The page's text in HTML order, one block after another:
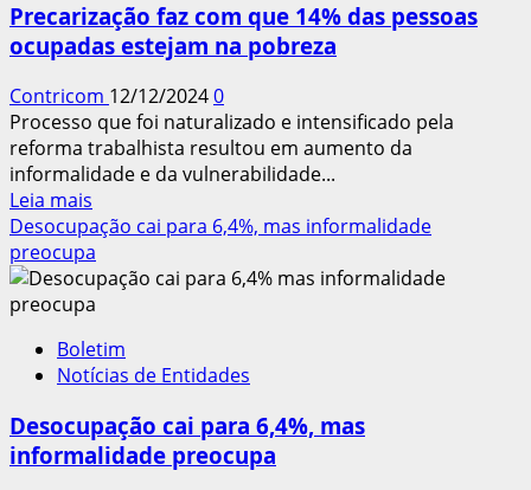
mas
indústria
Precarização faz com que 14% das pessoas
ocupadas estejam na pobreza
Contricom 12/12/20240
Processo que foi naturalizado e intensificado pela
reforma trabalhista resultou em aumento da
informalidade e da vulnerabilidade...
Leia mais
mais
sobre
Precarização
faz
que
14%
pessoas
ocupadas
Desocupação cai para 6,4%, mas informalidade
preocupa
Boletim
Notícias de Entidades
Desocupação cai para 6,4%, mas
informalidade preocupa